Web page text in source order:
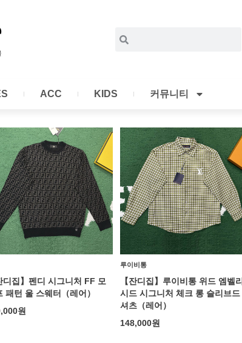
ACC KIDS 커뮤니티
디집】펜디 시그니처 FF 모
패턴 울 스웨터（레어）
원
루이비통
【잔디집】루이비통 위드 엠벨리
시드 시그니처 체크 롱 슬리브드
셔츠（레어）
148,000원
Page